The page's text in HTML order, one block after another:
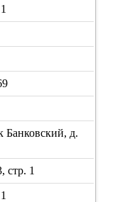
Банковский, д.
стр. 1